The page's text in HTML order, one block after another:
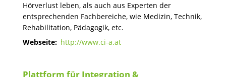
Hörverlust leben, als auch aus Experten der
entsprechenden Fachbereiche, wie Medizin, Technik,
Rehabilitation, Pädagogik, etc.
Webseite: http://www.ci-a.at
Plattform für Integration &